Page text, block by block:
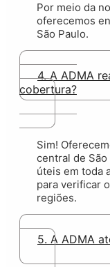
Por meio da
oferecemos
São Paulo.
4. A ADMA
cobertura?
Sim!
central de
úteis em toda
para verificar
regiões.
5. A ADMA